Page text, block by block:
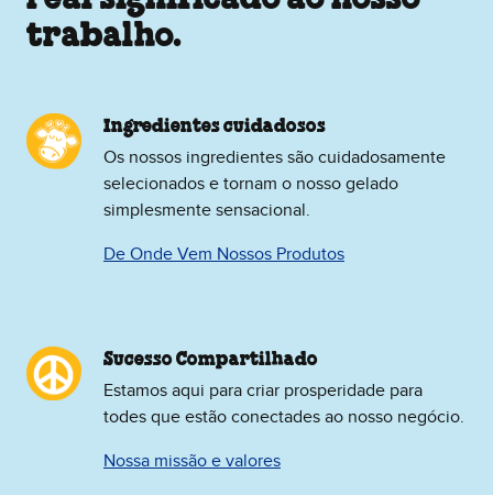
trabalho.
Ingredientes cuidadosos
Os nossos ingredientes são cuidadosamente
selecionados e tornam o nosso gelado
simplesmente sensacional.
De Onde Vem Nossos Produtos
Sucesso Compartilhado
Estamos aqui para criar prosperidade para
todes que estão conectades ao nosso negócio.
Nossa missão e valores